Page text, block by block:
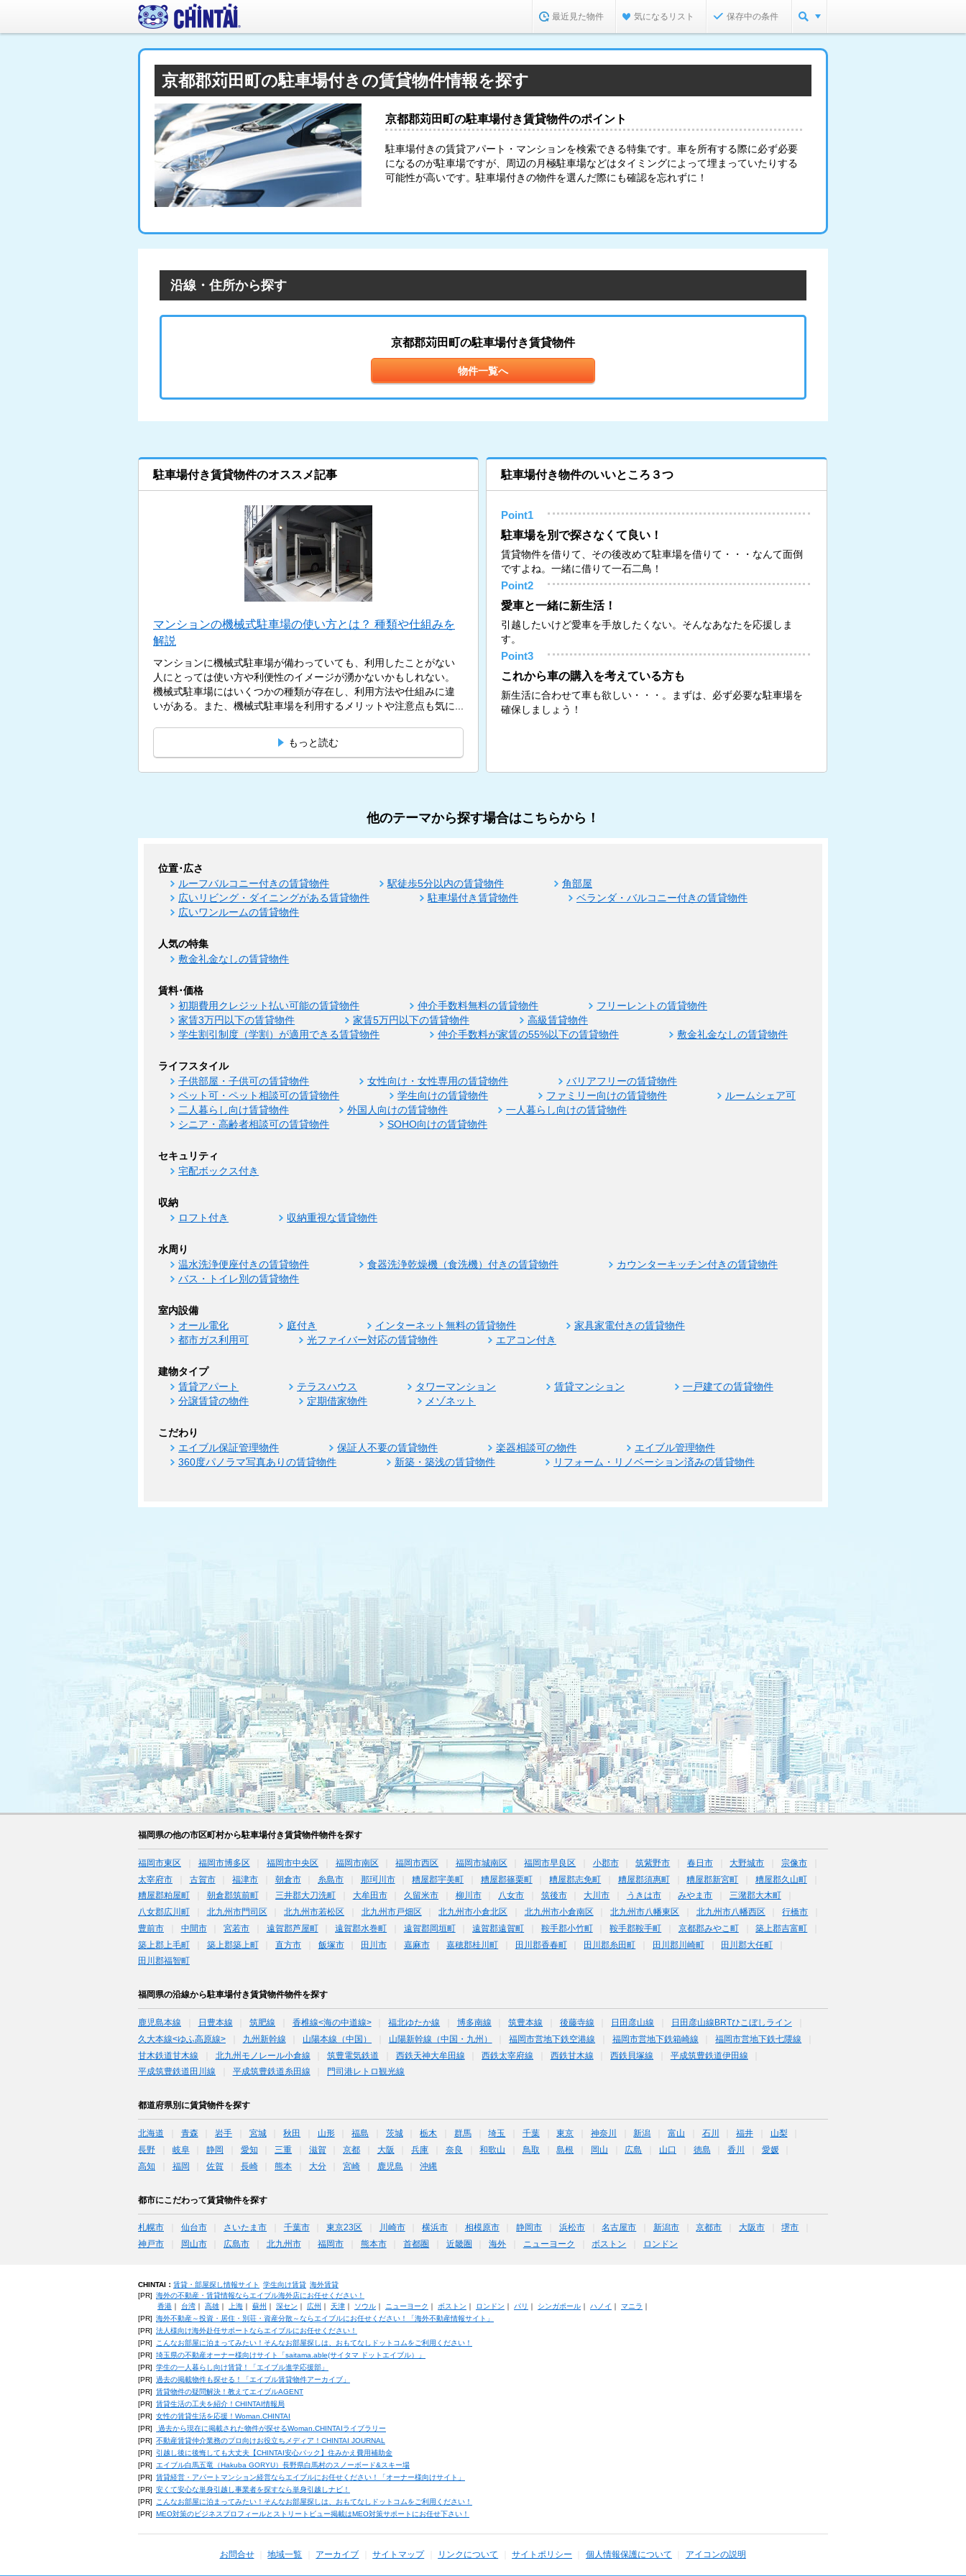
最近見た物件 気になるリスト 保存中の条件
京都郡苅田町の駐車場付きの賃貸物件情報を探す
京都郡苅田町の駐車場付き賃貸物件のポイント
駐車場付きの賃貸アパート・マンションを検索できる特集です。車を所有する際に必ず必要
になるのが駐車場ですが、周辺の月極駐車場などはタイミングによって埋まっていたりする
可能性が高いです。駐車場付きの物件を選んだ際にも確認を忘れずに！
沿線・住所から探す
京都郡苅田町の駐車場付き賃貸物件
物件一覧へ
駐車場付き賃貸物件のオススメ記事
マンションの機械式駐車場の使い方とは？ 種類や仕組みを
解説
マンションに機械式駐車場が備わっていても、利用したことがない
人にとっては使い方や利便性のイメージが湧かないかもしれない。
機械式駐車場にはいくつかの種類が存在し、利用方法や仕組みに違
いがある。また、機械式駐車場を利用するメリットや注意点も気に...
もっと読む
駐車場付き物件のいいところ３つ
Point1
駐車場を別で探さなくて良い！
賃貸物件を借りて、その後改めて駐車場を借りて・・・なんて面倒
ですよね。一緒に借りて一石二鳥！
Point2
愛車と一緒に新生活！
引越したいけど愛車を手放したくない。そんなあなたを応援しま
す。
Point3
これから車の購入を考えている方も
新生活に合わせて車も欲しい・・・。まずは、必ず必要な駐車場を
確保しましょう！
他のテーマから探す場合はこちらから！
位置･広さ
ルーフバルコニー付きの賃貸物件 駅徒歩5分以内の賃貸物件
角部屋
広いリビング・ダイニングがある賃貸物件
駐車場付き賃貸物件
ベランダ・バルコニー付きの賃貸物件
広いワンルームの賃貸物件
人気の特集
敷金礼金なしの賃貸物件
賃料･価格
初期費用クレジット払い可能の賃貸物件 仲介手数料無料の賃貸物件
フリーレントの賃貸物件
家賃3万円以下の賃貸物件
家賃5万円以下の賃貸物件
高級賃貸物件
学生割引制度（学割）が適用できる賃貸物件
仲介手数料が家賃の55%以下の賃貸物件 敷金礼金なしの賃貸物件
ライフスタイル
子供部屋・子供可の賃貸物件 女性向け・女性専用の賃貸物件
バリアフリーの賃貸物件
ペット可・ペット相談可の賃貸物件
学生向けの賃貸物件 ファミリー向けの賃貸物件
ルームシェア可
二人暮らし向け賃貸物件
外国人向けの賃貸物件
一人暮らし向けの賃貸物件
シニア・高齢者相談可の賃貸物件
SOHO向けの賃貸物件
セキュリティ
宅配ボックス付き
収納
ロフト付き 収納重視な賃貸物件
水周り
温水洗浄便座付きの賃貸物件 食器洗浄乾燥機（食洗機）付きの賃貸物件
カウンターキッチン付きの賃貸物件
バス・トイレ別の賃貸物件
室内設備
オール電化 庭付き インターネット無料の賃貸物件
家具家電付きの賃貸物件
都市ガス利用可
光ファイバー対応の賃貸物件 エアコン付き
建物タイプ
賃貸アパート テラスハウス タワーマンション 賃貸マンション
一戸建ての賃貸物件
分譲賃貸の物件
定期借家物件 メゾネット
こだわり
エイブル保証管理物件 保証人不要の賃貸物件 楽器相談可の物件
エイブル管理物件
360度パノラマ写真ありの賃貸物件
新築・築浅の賃貸物件 リフォーム・リノベーション済みの賃貸物件
福岡県の他の市区町村から駐車場付き賃貸物件物件を探す
福岡市東区 福岡市博多区 福岡市中央区 福岡市南区 福岡市西区 福岡市城南区 福岡市早良区 小郡市 筑紫野市 春日市 大野城市
宗像市
太宰府市
古賀市 福津市 朝倉市 糸島市 那珂川市 糟屋郡宇美町 糟屋郡篠栗町 糟屋郡志免町 糟屋郡須惠町 糟屋郡新宮町
糟屋郡久山町
糟屋郡粕屋町
朝倉郡筑前町 三井郡大刀洗町 大牟田市 久留米市 柳川市 八女市 筑後市 大川市 うきは市 みやま市
三潴郡大木町
八女郡広川町
北九州市門司区 北九州市若松区 北九州市戸畑区 北九州市小倉北区 北九州市小倉南区 北九州市八幡東区 北九州市八幡西区
行橋市
豊前市
中間市 宮若市 遠賀郡芦屋町 遠賀郡水巻町 遠賀郡岡垣町 遠賀郡遠賀町 鞍手郡小竹町 鞍手郡鞍手町 京都郡みやこ町
築上郡吉富町
築上郡上毛町
築上郡築上町 直方市 飯塚市 田川市 嘉麻市 嘉穂郡桂川町 田川郡香春町 田川郡糸田町 田川郡川崎町
田川郡大任町
田川郡福智町
福岡県の沿線から駐車場付き賃貸物件物件を探す
鹿児島本線 日豊本線 筑肥線 香椎線<海の中道線> 福北ゆたか線 博多南線 筑豊本線 後藤寺線 日田彦山線
日田彦山線BRTひこぼしライン
久大本線<ゆふ高原線>
九州新幹線 山陽本線（中国） 山陽新幹線（中国・九州） 福岡市営地下鉄空港線 福岡市営地下鉄箱崎線
福岡市営地下鉄七隈線
甘木鉄道甘木線
北九州モノレール小倉線 筑豊電気鉄道 西鉄天神大牟田線 西鉄太宰府線 西鉄甘木線 西鉄貝塚線
平成筑豊鉄道伊田線
平成筑豊鉄道田川線
平成筑豊鉄道糸田線 門司港レトロ観光線
都道府県別に賃貸物件を探す
北海道 青森 岩手 宮城 秋田 山形 福島 茨城 栃木 群馬 埼玉 千葉 東京 神奈川 新潟 富山 石川 福井
山梨
長野
岐阜 静岡 愛知 三重 滋賀 京都 大阪 兵庫 奈良 和歌山 鳥取 島根 岡山 広島 山口 徳島 香川
愛媛
高知
福岡 佐賀 長崎 熊本 大分 宮崎 鹿児島 沖縄
都市にこだわって賃貸物件を探す
札幌市 仙台市 さいたま市 千葉市 東京23区 川崎市 横浜市 相模原市 静岡市 浜松市 名古屋市 新潟市 京都市 大阪市
堺市
神戸市
岡山市 広島市 北九州市 福岡市 熊本市 首都圏 近畿圏 海外 ニューヨーク ボストン ロンドン
CHINTAI： 賃貸・部屋探し情報サイト 学生向け賃貸 海外賃貸
[PR] 海外の不動産・賃貸情報ならエイブル海外店にお任せください！
香港｜ 台湾｜ 高雄｜ 上海｜ 蘇州 ｜ 深セン ｜ 広州 ｜ 天津｜ ソウル｜ ニューヨーク ｜ ボストン ｜ ロンドン ｜ パリ ｜ シンガポール｜ ハノイ ｜ マニラ ｜
[PR] 海外不動産～投資・居住・別荘・資産分散～ならエイブルにお任せください！「海外不動産情報サイト」
[PR] 法人様向け海外赴任サポートならエイブルにお任せください！
[PR]
こんなお部屋に泊まってみたい！そんなお部屋探しは、おもてなしドットコムをご利用ください！
[PR] 埼玉県の不動産オーナー様向けサイト「saitama.able(サイタマ ドットエイブル）」
[PR] 学生の一人暮らし向け賃貸！「エイブル進学応援部」
[PR] 過去の掲載物件も探せる！「エイブル賃貸物件アーカイブ」
[PR] 賃貸物件の疑問解決！教えてエイブルAGENT
[PR] 賃貸生活の工夫を紹介！CHINTAI情報局
[PR] 女性の賃貸生活を応援！Woman.CHINTAI
[PR]
過去から現在に掲載された物件が探せるWoman.CHINTAIライブラリー
[PR] 不動産賃貸仲介業務のプロ向けお役立ちメディア！CHINTAI JOURNAL
[PR]
引越し後に後悔しても大丈夫【CHINTAI安心パック】住みかえ費用補助金
[PR]
エイブル白馬五竜（Hakuba GORYU）長野県白馬村のスノーボード&スキー場
[PR] 賃貸経営・アパートマンション経営ならエイブルにお任せください！「オーナー様向けサイト」
[PR] 安くて安心な単身引越し事業者を探すなら単身引越しナビ！
[PR]
こんなお部屋に泊まってみたい！そんなお部屋探しは、おもてなしドットコムをご利用ください！
[PR] MEO対策のビジネスプロフィールとストリートビュー掲載はMEO対策サポートにお任せ下さい！
お問合せ 地域一覧 アーカイブ サイトマップ リンクについて サイトポリシー 個人情報保護について アイコンの説明